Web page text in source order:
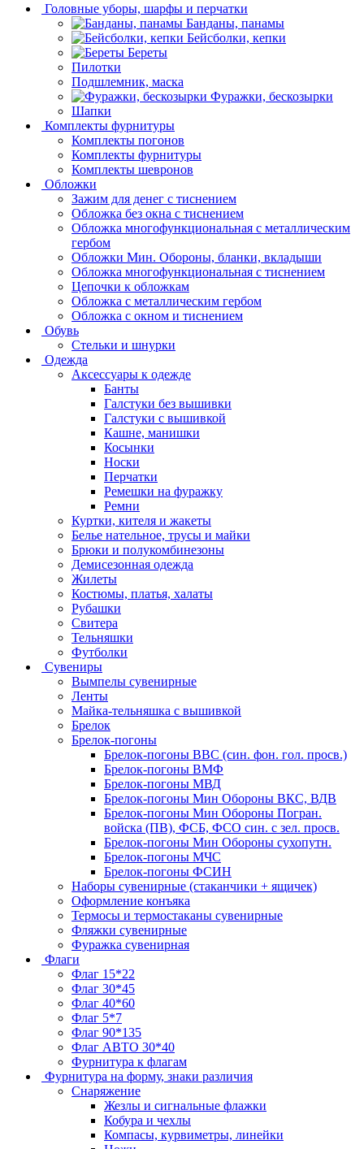
Головные уборы, шарфы и перчатки
Банданы, панамы
Бейсболки, кепки
Береты
Пилотки
Подшлемник, маска
Фуражки, бескозырки
Шапки
Комплекты фурнитуры
Комплекты погонов
Комплекты фурнитуры
Комплекты шевронов
Обложки
Зажим для денег с тиснением
Обложка без окна с тиснением
Обложка многофункциональная с металлическим
гербом
Обложки Мин. Обороны, бланки, вкладыши
Обложка многофункциональная с тиснением
Цепочки к обложкам
Обложка с металлическим гербом
Обложка с окном и тиснением
Обувь
Стельки и шнурки
Одежда
Аксессуары к одежде
Банты
Галстуки без вышивки
Галстуки с вышивкой
Кашне, манишки
Косынки
Носки
Перчатки
Ремешки на фуражку
Ремни
Куртки, кителя и жакеты
Белье нательное, трусы и майки
Брюки и полукомбинезоны
Демисезонная одежда
Жилеты
Костюмы, платья, халаты
Рубашки
Свитера
Тельняшки
Футболки
Сувениры
Вымпелы сувенирные
Ленты
Майка-тельняшка с вышивкой
Брелок
Брелок-погоны
Брелок-погоны ВВС (син. фон. гол. просв.)
Брелок-погоны ВМФ
Брелок-погоны МВД
Брелок-погоны Мин Обороны ВКС, ВДВ
Брелок-погоны Мин Обороны Погран.
войска (ПВ), ФСБ, ФСО син. с зел. просв.
Брелок-погоны Мин Обороны сухопутн.
Брелок-погоны МЧС
Брелок-погоны ФСИН
Наборы сувенирные (стаканчики + ящичек)
Оформление конъяка
Термосы и термостаканы сувенирные
Фляжки сувенирные
Фуражка сувенирная
Флаги
Флаг 15*22
Флаг 30*45
Флаг 40*60
Флаг 5*7
Флаг 90*135
Флаг АВТО 30*40
Фурнитура к флагам
Фурнитура на форму, знаки различия
Снаряжение
Жезлы и сигнальные флажки
Кобура и чехлы
Компасы, курвиметры, линейки